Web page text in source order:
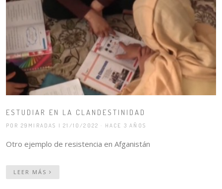
ESTUDIAR EN LA CLANDESTINIDAD
POR 29MIRADAS | 21/10/2022 · HACE 3 AÑOS
Otro ejemplo de resistencia en Afganistán
LEER MÁS